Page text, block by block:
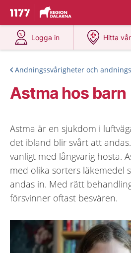
Till startsidan för 1177
Du har valt region
Logga in
på 1177.se
Hitta
på
Andningssvårigheter och
Astma hos barn
Astma är en sjukdom i
det ibland blir svårt att
vanligt med långvarig hosta.
med olika sorters läkemedel
andas in. Med rätt
försvinner oftast besvären.